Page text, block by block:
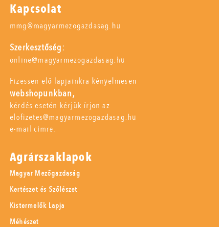
Kapcsolat
mmg@magyarmezogazdasag.hu
Szerkesztőség:
online@magyarmezogazdasag.hu
Fizessen elő lapjainkra kényelmesen
webshopunkban,
kérdés esetén kérjük írjon az
elofizetes@magyarmezogazdasag.hu
e-mail címre.
Agrárszaklapok
Magyar Mezőgazdaság
Kertészet és Szőlészet
Kistermelők Lapja
Méhészet